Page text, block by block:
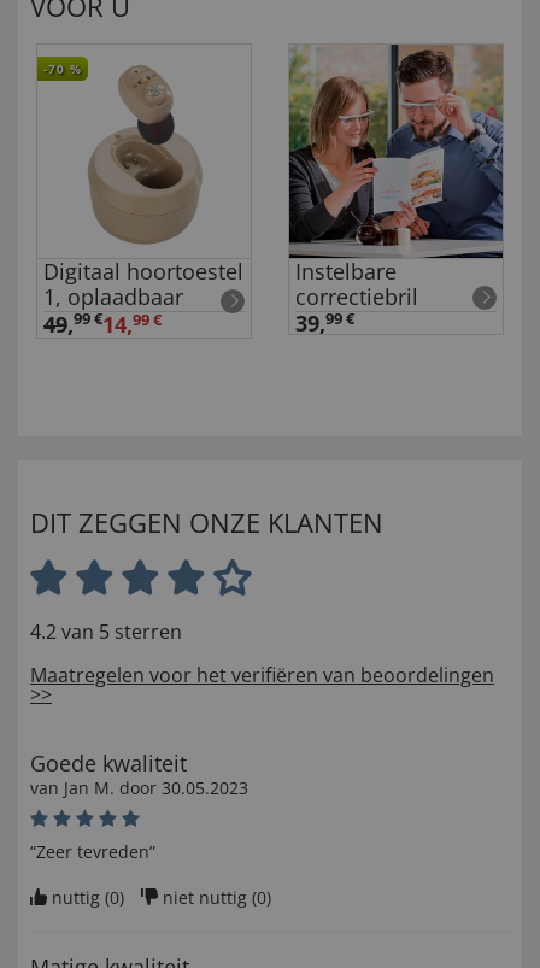
-70 %
Digitaal hoortoestel
1, oplaadbaar
49,99 €14,99 €
Instelbare
correctiebril
39,99 €
DIT ZEGGEN ONZE KLANTEN
4.2 van 5 sterren
Maatregelen voor het verifiëren van beoordelingen
>>
Goede kwaliteit
van Jan M. door 30.05.2023
“Zeer tevreden”
nuttig (0) niet nuttig (0)